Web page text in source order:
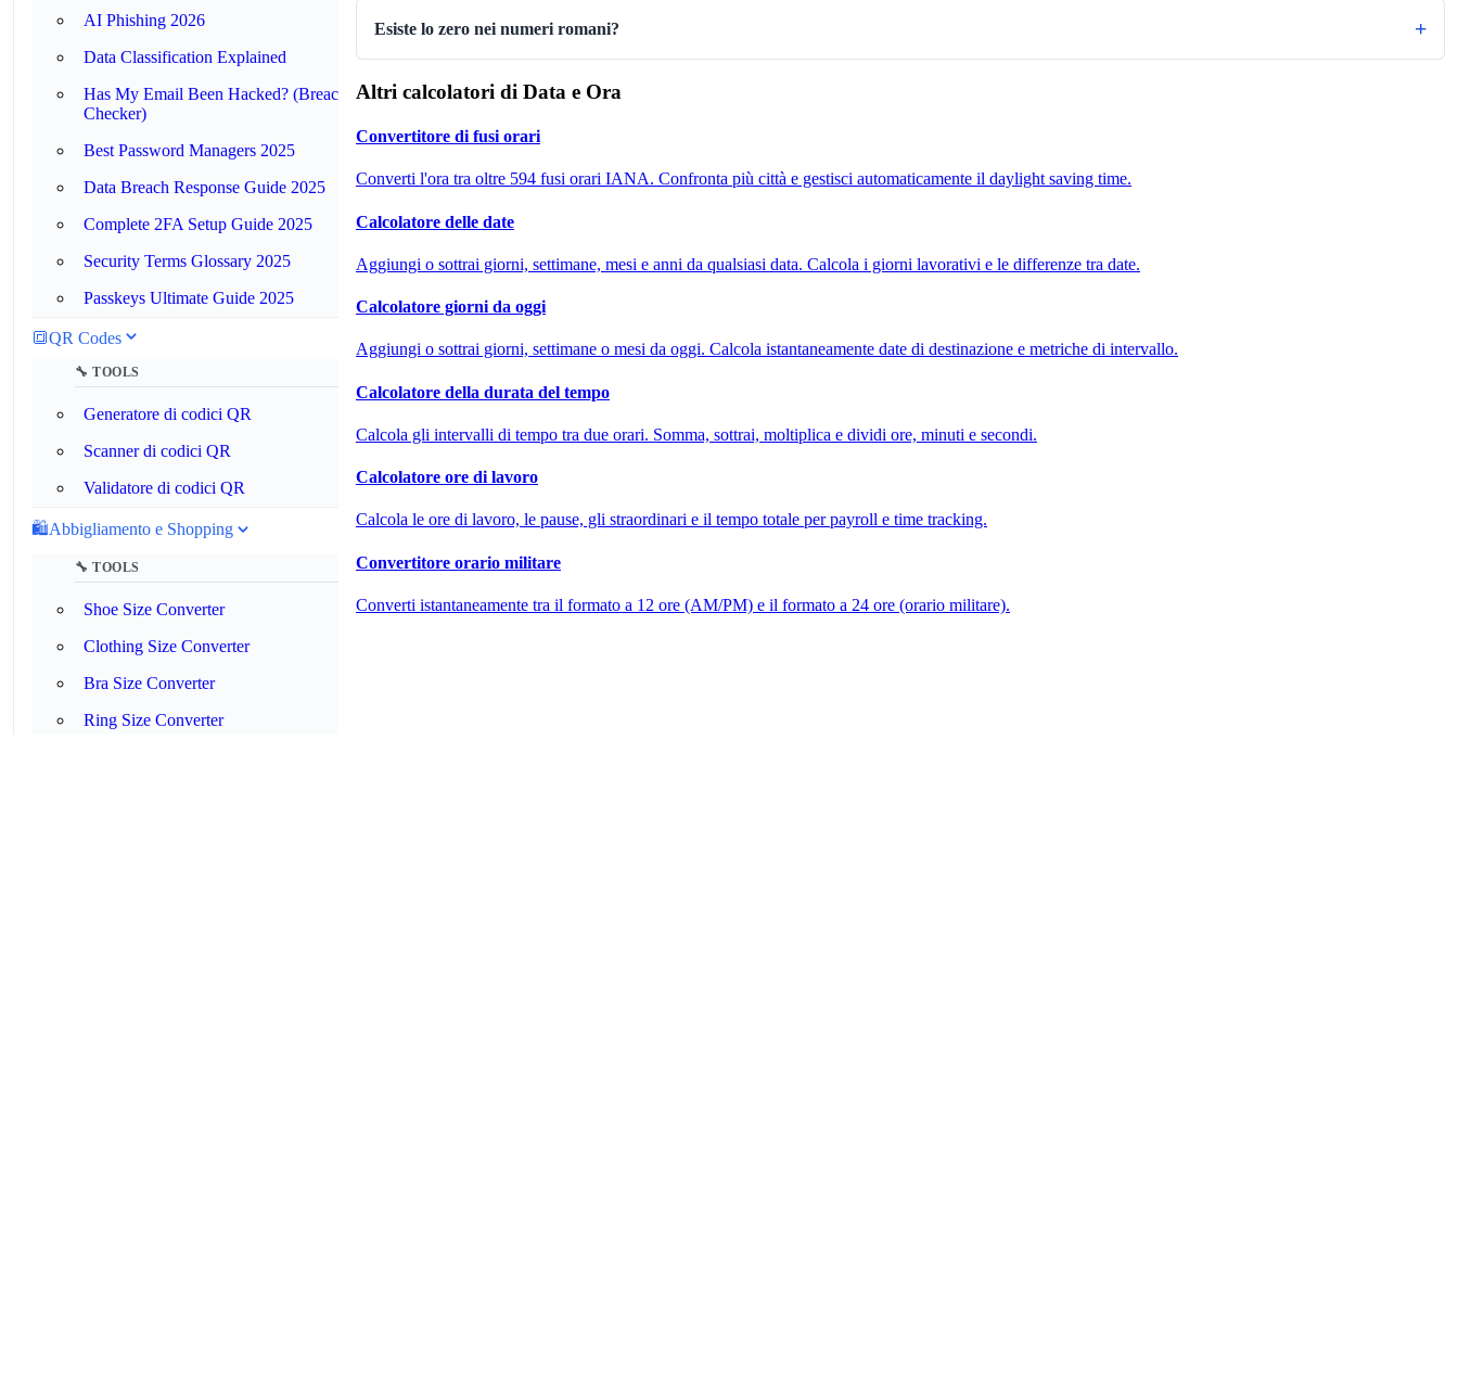
AI Phishing 2026
Data Classification Explained
Has My Email Been Hacked? (Breach
Checker)
Best Password Managers 2025
Data Breach Response Guide 2025
Complete 2FA Setup Guide 2025
Security Terms Glossary 2025
Passkeys Ultimate Guide 2025
🔳QR Codes
🔧 TOOLS
Generatore di codici QR
Scanner di codici QR
Validatore di codici QR
🛍️Abbigliamento e Shopping
🔧 TOOLS
Shoe Size Converter
Clothing Size Converter
Bra Size Converter
Ring Size Converter
Esiste lo zero nei numeri romani?
Altri calcolatori di Data e Ora
Convertitore di fusi orari
Converti l'ora tra oltre 594 fusi orari IANA. Confronta più città e gestisci automaticamente il daylight saving time.
Calcolatore delle date
Aggiungi o sottrai giorni, settimane, mesi e anni da qualsiasi data. Calcola i giorni lavorativi e le differenze tra date.
Calcolatore giorni da oggi
Aggiungi o sottrai giorni, settimane o mesi da oggi. Calcola istantaneamente date di destinazione e metriche di intervallo.
Calcolatore della durata del tempo
Calcola gli intervalli di tempo tra due orari. Somma, sottrai, moltiplica e dividi ore, minuti e secondi.
Calcolatore ore di lavoro
Calcola le ore di lavoro, le pause, gli straordinari e il tempo totale per payroll e time tracking.
Convertitore orario militare
Converti istantaneamente tra il formato a 12 ore (AM/PM) e il formato a 24 ore (orario militare).